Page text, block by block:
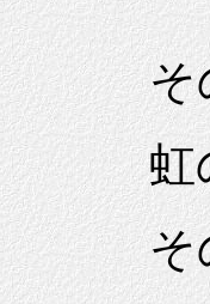
その
虹の
そのま